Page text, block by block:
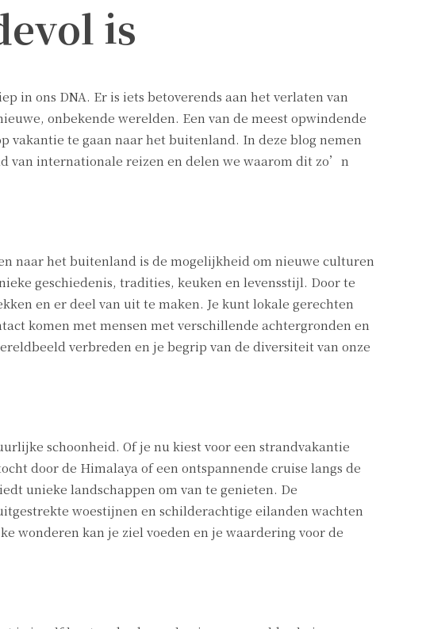
is
in ons DNA. Er is iets betoverends aan het verlaten van
onbekende werelden. Een van de meest opwindende
vakantie te gaan naar het buitenland. In deze blog nemen
van internationale reizen en delen we waarom dit zo’n
naar het buitenland is de mogelijkheid om nieuwe culturen
geschiedenis, tradities, keuken en levensstijl. Door te
en er deel van uit te maken. Je kunt lokale gerechten
komen met mensen met verschillende achtergronden en
verbreden en je begrip van de diversiteit van onze
schoonheid. Of je nu kiest voor een strandvakantie
door de Himalaya of een ontspannende cruise langs de
unieke landschappen om van te genieten. De
woestijnen en schilderachtige eilanden wachten
wonderen kan je ziel voeden en je waardering voor de